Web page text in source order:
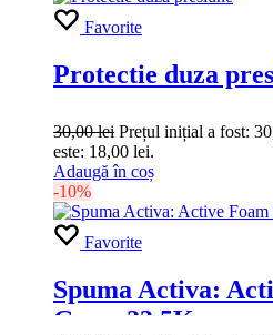
Favorite
Protectie duza
30,00lei Prețul inițial a fost:
este: 18,00 lei.
Adaugă în coș
-10%
Favorite
Spuma Activa:
Grass 23.5Kg